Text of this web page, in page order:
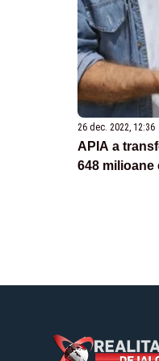
26 dec. 2022, 12:36
APIA a
648 milioane